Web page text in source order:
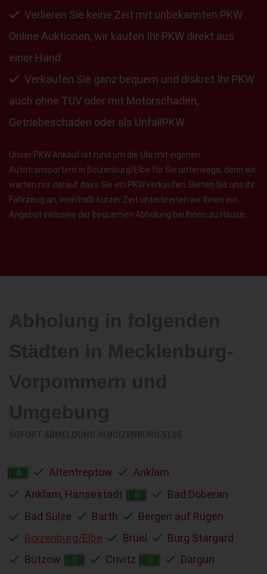
Verlieren Sie keine Zeit mit unbekannten PKW
Online Auktionen, wir kaufen Ihr PKW direkt aus
einer Hand
Verkaufen Sie ganz bequem und diskret Ihr PKW
auch ohne TÜV oder mit Motorschaden,
Getriebeschaden oder als UnfallPKW
Unser PKW Ankauf ist rund um die Uhr mit eigenen
Autotransportern in Boizenburg/Elbe für Sie unterwegs, denn wir
warten nur darauf dass Sie ein PKW verkaufen. Bieten Sie uns ihr
Fahrzeug an, innerhalb kurzer Zeit unterbreiten wir Ihnen ein
Angebot inklusive der bequemen Abholung bei Ihnen zu Hause.
A Altentreptow
Anklam
Anklam, Hansestadt
B
Bad Doberan
Bad Sülze
Barth
Bergen auf Rügen
Boizenburg/Elbe
Brüel
Burg Stargard
Bützow
C Crivitz D
Dargun